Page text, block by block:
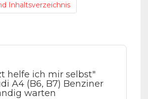
Inhaltsverzeichnis
helfe ich mir selbst"
A4 (B6, B7) Benziner
warten